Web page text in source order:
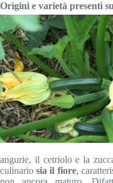
Origini e varietà presenti
angurie, il cetriolo e la
culinario sia il fiore,